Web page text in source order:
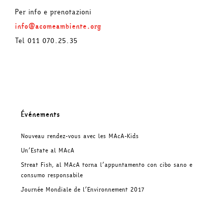
Per info e prenotazioni
info@acomeambiente.org
Tel 011 070.25.35
Événements
Nouveau rendez-vous avec les MAcA-Kids
Un’Estate al MAcA
Streat Fish, al MAcA torna l’appuntamento con cibo sano e
consumo responsabile
Journée Mondiale de l’Environnement 2017